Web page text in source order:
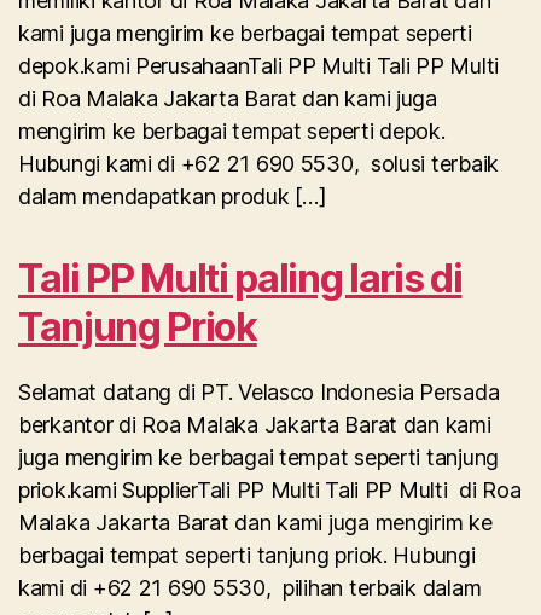
kami juga mengirim ke berbagai tempat seperti
depok.kami PerusahaanTali PP Multi Tali PP Multi
di Roa Malaka Jakarta Barat dan kami juga
mengirim ke berbagai tempat seperti depok.
Hubungi kami di +62 21 690 5530, solusi terbaik
dalam mendapatkan produk […]
Tali PP Multi paling laris di
Tanjung Priok
Selamat datang di PT. Velasco Indonesia Persada
berkantor di Roa Malaka Jakarta Barat dan kami
juga mengirim ke berbagai tempat seperti tanjung
priok.kami SupplierTali PP Multi Tali PP Multi di Roa
Malaka Jakarta Barat dan kami juga mengirim ke
berbagai tempat seperti tanjung priok. Hubungi
kami di +62 21 690 5530, pilihan terbaik dalam